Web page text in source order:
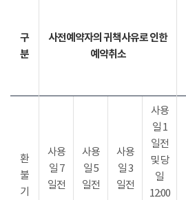
구
분
사전예약자의 귀책사유로 인한
예약취소
환
불
기
사용
일 7
일전
사용
일 5
일전
사용
일 3
일전
사용
일 1
일전
및 당
일
12:00